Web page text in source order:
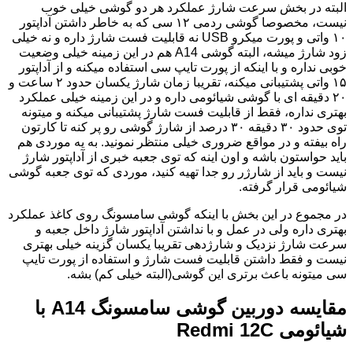
البته در بخش سرعت شارژ عملکرد هر دو گوشی خیلی خوب
نیست، مخصوصا گوشی ردمی ۱۲ سی که به خاطر داشتن آداپتور
۱۰ واتی و پورت میکرو USB نه قابلیت فست شارژ داره و نه خیلی
زود شارژ میشه، البته گوشی A14 هم در این زمینه خیلی وضعیت
خوبی نداره و با اینکه از پورت تایپ سی استفاده میکنه و از آداپتور
۱۵ واتی پشتیبانی میکنه، تقریبا زمان شارژ یکسان حدود ۲ ساعت و
۲۰ دقیقه ای با گوشی شیائومی داره و در این زمینه خیلی عملکرد
بهتری نداره، فقط از قابلیت فست شارژ پشتیبانی میکنه و میتونه
توی حدود ۳۰ دقیقه ۳۰ درصد از شارژ گوشی رو پر کنه تا کارتون
راه بیفته و در مواقع ضروری خیلی منتظر نمونید. به یه موردی هم
باید حواستون باشه و اون اینه که توی جعبه خبری از آداپتور شارژ
نیست و باید از شارژر رو جدا تهیه کنید، موردی که توی جعبه گوشی
شیائومی قرار گرفته.
در مجموع در این بخش با اینکه گوشی سامسونگ روی کاغذ عملکرد
بهتری داره ولی در عمل و با نداشتن آداپتور شارژ داخل جعبه و
سرعت شارژ نزدیک و شارژدهی تقریبا یکسان گزینه خیلی بهتری
نیست و فقط داشتن قابلیت فست شارژ و استفاده از پورت تایپ
سی میتونه باعث برتری این گوشی(البته خیلی کم) بشه.
مقایسه دوربین گوشی سامسونگ A14 با
شیائومی Redmi 12C